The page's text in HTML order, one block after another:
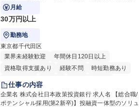
多様な業務に精通し、複数の専門性を掛け合わせて広く社会に
貢献していく職種です。
月給
30万円以上
勤務地
東京都千代田区
業界未経験歓迎
年間休日120日以上
資格取得支援あり
経験不問
時短勤務あり
退職金あり
交通費支給
駅近5分以内
土日祝休み
第二新卒歓迎
寮・社宅あり
食事補助あり
仕事の内容
企業名 株式会社日本政策投資銀行 求人名 【総合職/
ポテンシャル採用(第2新卒)】投融資一体型のソリュ